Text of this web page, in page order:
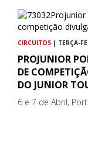
CIRCUITOS | TERÇA-
PROJUNIOR
DE
DO JUNIOR
6 e 7 de Abril,